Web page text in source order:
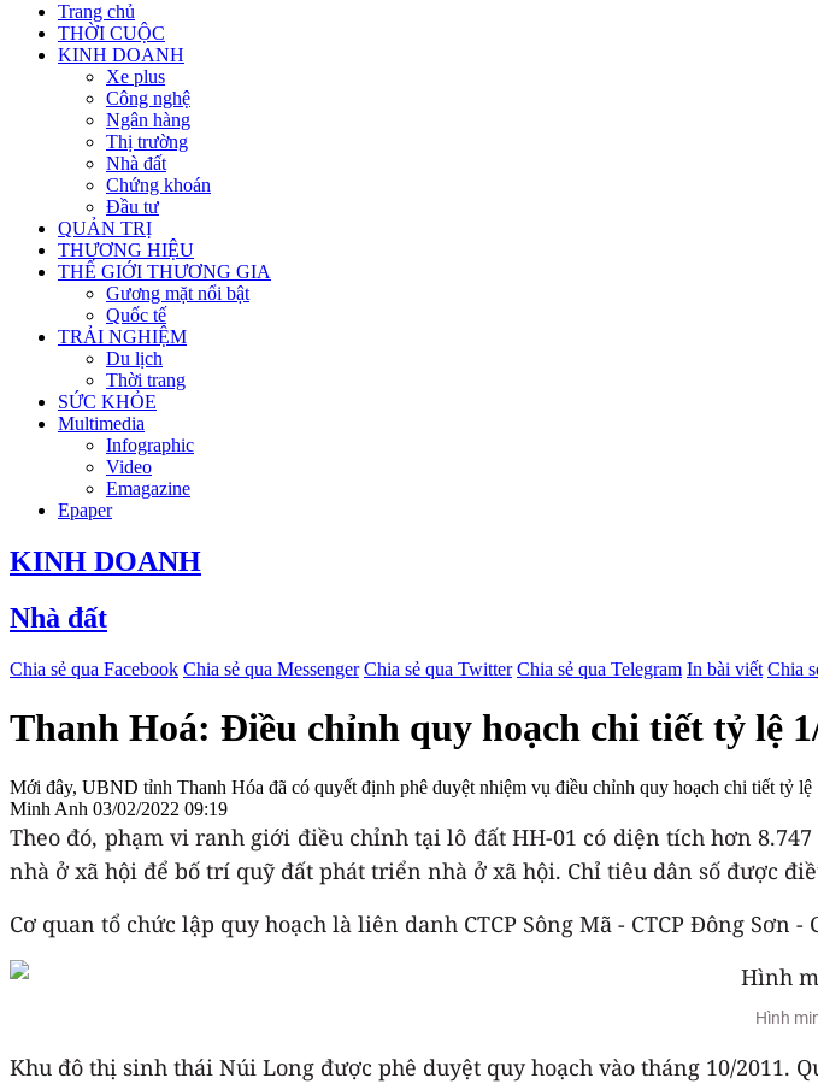
Trang chủ
THỜI CUỘC
KINH DOANH
Xe plus
Công nghệ
Ngân hàng
Thị trường
Nhà đất
Chứng khoán
Đầu tư
QUẢN TRỊ
THƯƠNG HIỆU
THẾ GIỚI THƯƠNG GIA
Gương mặt nổi bật
Quốc tế
TRẢI NGHIỆM
Du lịch
Thời trang
SỨC KHỎE
Multimedia
Infographic
Video
Emagazine
Epaper
KINH DOANH
Nhà đất
Chia sẻ qua Facebook Chia sẻ qua Messenger Chia sẻ qua Twitter Chia sẻ qua Telegram In bài viết Chia
Thanh Hoá: Điều chỉnh quy hoạch chi tiết tỷ lệ
Mới đây, UBND tỉnh Thanh Hóa đã có quyết định phê duyệt nhiệm vụ điều chỉnh quy hoạch chi tiết tỷ
Minh Anh 03/02/2022 09:19
Theo đó, phạm vi ranh giới điều chỉnh tại lô đất HH-01 có diện tích hơn
nhà ở xã hội để bố trí quỹ đất phát triển nhà ở xã hội. Chỉ tiêu dân số được
Cơ quan tổ chức lập quy hoạch là liên danh CTCP Sông Mã - CTCP Đông Sơn
Hình
Khu đô thị sinh thái Núi Long được phê duyệt quy hoạch vào tháng 10/2011.